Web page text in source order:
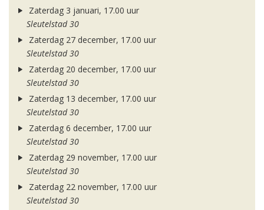
Zaterdag 3 januari, 17.00 uur
Sleutelstad 30
Zaterdag 27 december, 17.00 uur
Sleutelstad 30
Zaterdag 20 december, 17.00 uur
Sleutelstad 30
Zaterdag 13 december, 17.00 uur
Sleutelstad 30
Zaterdag 6 december, 17.00 uur
Sleutelstad 30
Zaterdag 29 november, 17.00 uur
Sleutelstad 30
Zaterdag 22 november, 17.00 uur
Sleutelstad 30